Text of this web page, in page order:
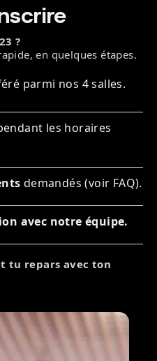
?
en quelques étapes.
parmi nos 4 salles.
les horaires
demandés (voir FAQ).
avec notre équipe.
tu repars avec ton